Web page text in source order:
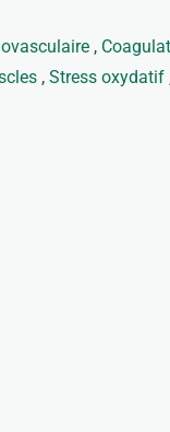
,
, Stress oxydatif